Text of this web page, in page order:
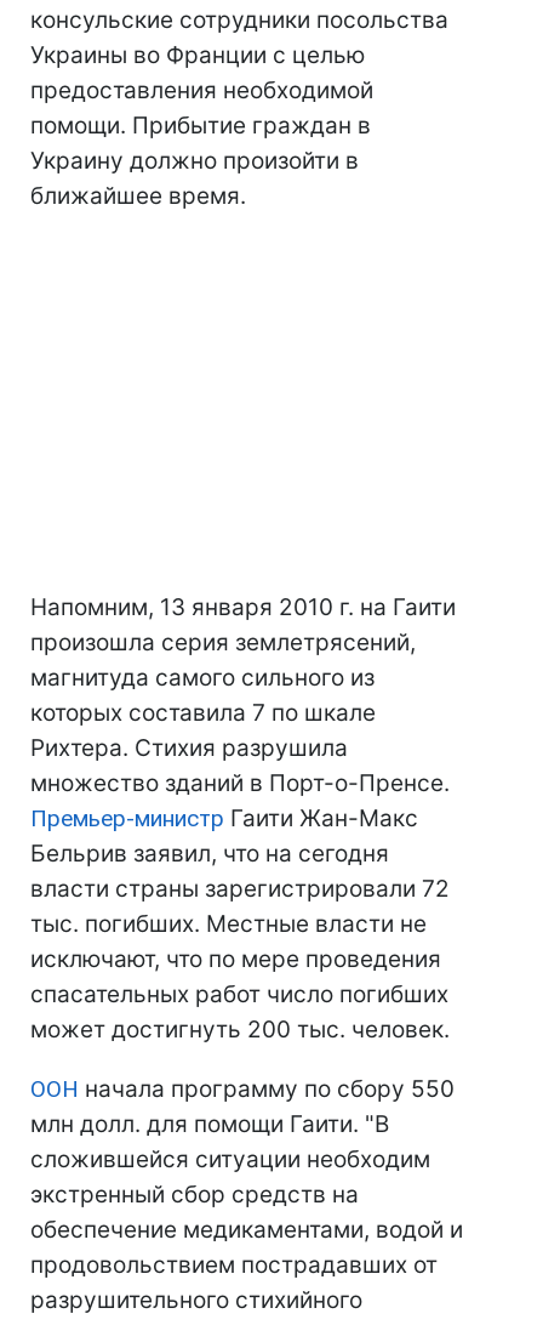
консульские сотрудники посольства
Украины во Франции с целью
предоставления необходимой
помощи. Прибытие граждан в
Украину должно произойти в
ближайшее время.
Напомним, 13 января 2010 г. на Гаити
произошла серия землетрясений,
магнитуда самого сильного из
которых составила 7 по шкале
Рихтера. Стихия разрушила
множество зданий в Порт-о-Пренсе.
Премьер-министр Гаити Жан-Макс
Бельрив заявил, что на сегодня
власти страны зарегистрировали 72
тыс. погибших. Местные власти не
исключают, что по мере проведения
спасательных работ число погибших
может достигнуть 200 тыс. человек.
ООН начала программу по сбору 550
млн долл. для помощи Гаити. "В
сложившейся ситуации необходим
экстренный сбор средств на
обеспечение медикаментами, водой и
продовольствием пострадавших от
разрушительного стихийного